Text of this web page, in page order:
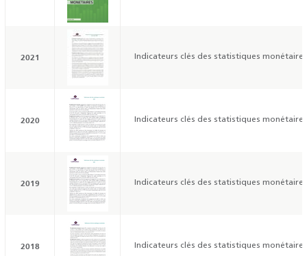
2021 Indicateurs clés des statistiques
2020 Indicateurs clés des statistiques
2019 Indicateurs clés des statistiques
2018 Indicateurs clés des statistiques